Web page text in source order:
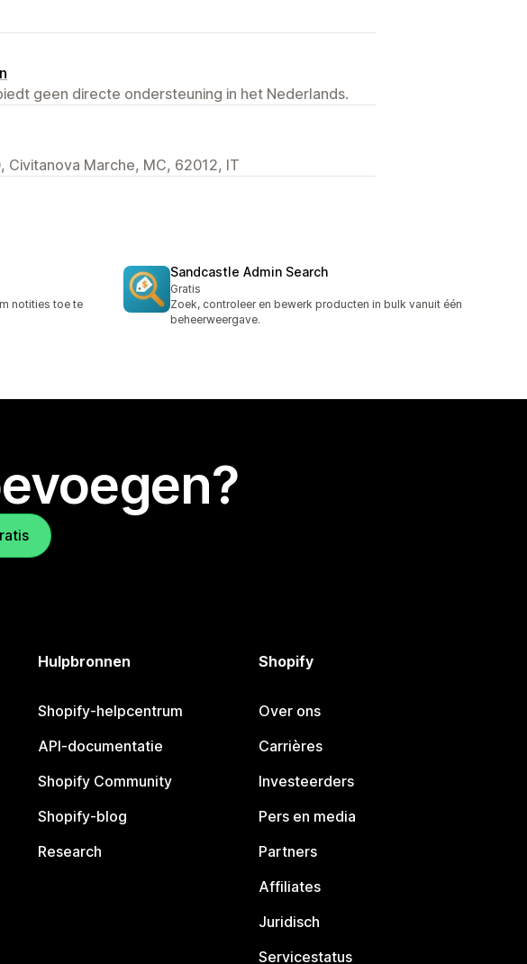
geen directe ondersteuning in het Nederlands.
Civitanova Marche, MC, 62012, IT
notities toe te
Sandcastle Admin Search
Gratis
Zoek, controleer en bewerk producten in bulk vanuit één
beheerweergave.
Hulpbronnen
Shopify-helpcentrum
API-documentatie
Shopify Community
Shopify-blog
Research
Shopify
Over ons
Carrières
Investeerders
Pers en media
Partners
Affiliates
Juridisch
Servicestatus